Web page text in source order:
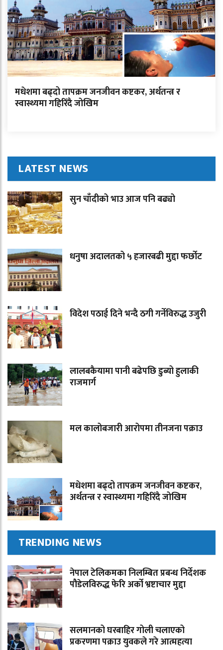
मधेशमा बढ्दो तापक्रम जनजीवन कष्टकर, अर्थतन्त्र र
स्वास्थ्यमा गहिरिँदै जोखिम
LATEST NEWS
सुन चाँदीको भाउ आज पनि बढ्यो
धनुषा अदालतको ५ हजारबढी मुद्दा फर्छोट
विदेश पठाई दिने भन्दै ठगी गर्नेविरुद्ध उजुरी
लालबकैयामा पानी बढेपछि डुब्यो हुलाकी
राजमार्ग
मल कालोबजारी आरोपमा तीनजना पक्राउ
मधेशमा बढ्दो तापक्रम जनजीवन कष्टकर,
अर्थतन्त्र र स्वास्थ्यमा गहिरिँदै जोखिम
TRENDING NEWS
नेपाल टेलिकमका निलम्बित प्रबन्ध निर्देशक
पौडेलविरुद्ध फेरि अर्को भ्रष्टाचार मुद्दा
सलमानको घरबाहिर गोली चलाएको
प्रकरणमा पक्राउ युवकले गरे आत्महत्या